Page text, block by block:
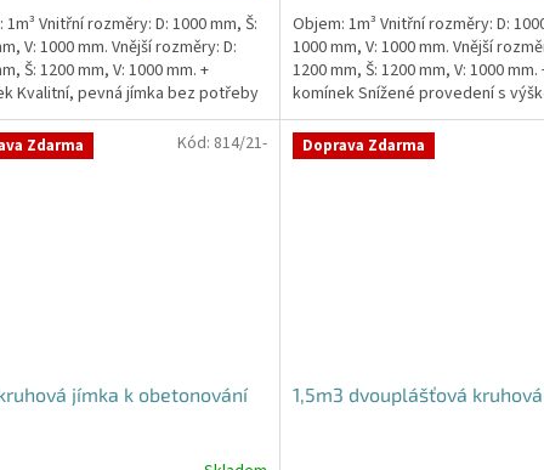
Vnitřní rozměry: D: 1000 mm, Š:
V: 1000 mm. Vnější rozměry: D:
Š: 1200 mm, V: 1000 mm. +
Kvalitní, pevná jímka bez potřeby
Objem: 1m³ Vnitřní rozměry: D:
1000 mm, V: 1000 mm. Vnější
1200 mm, Š: 1200 mm, V: 1000 mm.
komínek Snížené provedení s
pouhý 1m!...
Zdarma
jímka k obetonování
Kód: 814/21- Doprava Zdarma
1,5m3 dvouplášťová